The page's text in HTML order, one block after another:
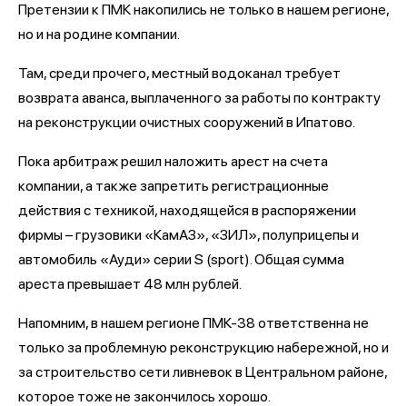
Претензии к ПМК накопились не только в нашем регионе,
но и на родине компании.
Там, среди прочего, местный водоканал требует
возврата аванса, выплаченного за работы по контракту
на реконструкции очистных сооружений в Ипатово.
Пока арбитраж решил наложить арест на счета
компании, а также запретить регистрационные
действия с техникой, находящейся в распоряжении
фирмы – грузовики «КамАЗ», «ЗИЛ», полуприцепы и
автомобиль «Ауди» серии S (sport). Общая сумма
ареста превышает 48 млн рублей.
Напомним, в нашем регионе ПМК-38 ответственна не
только за проблемную реконструкцию набережной, но и
за строительство сети ливневок в Центральном районе,
которое тоже не закончилось хорошо.